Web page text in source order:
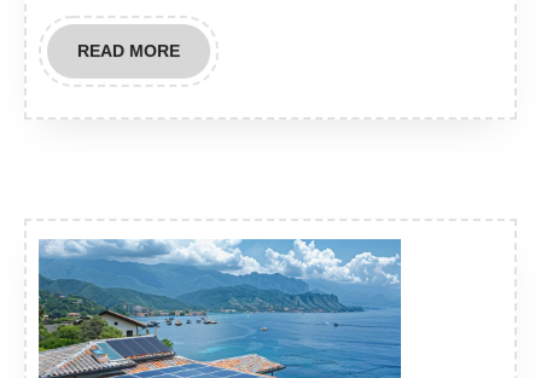
READ MOREREAD
MORE